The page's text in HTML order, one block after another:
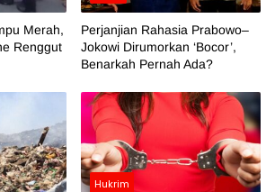
Merah,
Renggut
Perjanjian Rahasia Prabowo–
Jokowi Dirumorkan ‘Bocor’,
Benarkah Pernah Ada?
Hukrim